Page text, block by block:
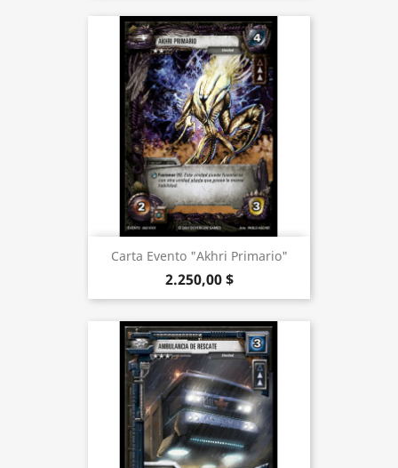
Carta Evento "Akhri Primario"
2.250,00 $